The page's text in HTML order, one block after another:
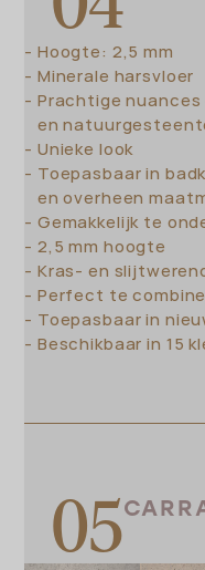
Hoogte: 2,5 mm
Minerale harsvloer
Prachtige
en
Unieke look
Toepasbaar in
en overheen
Gemakkelijk te
2,5 mm hoogte
Kras- en
Perfect te
Toepasbaar in
Beschikbaar in 15